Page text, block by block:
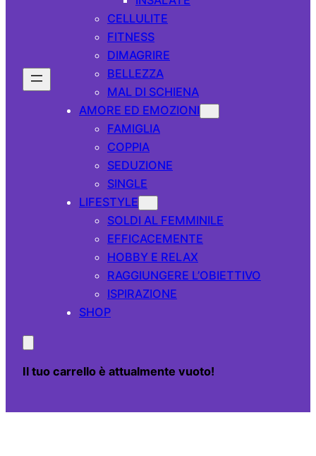
CELLULITE
FITNESS
DIMAGRIRE
BELLEZZA
MAL DI SCHIENA
AMORE ED EMOZIONI
FAMIGLIA
COPPIA
SEDUZIONE
SINGLE
LIFESTYLE
SOLDI AL FEMMINILE
EFFICACEMENTE
HOBBY E RELAX
RAGGIUNGERE L’OBIETTIVO
ISPIRAZIONE
SHOP
Il tuo carrello è attualmente vuoto!